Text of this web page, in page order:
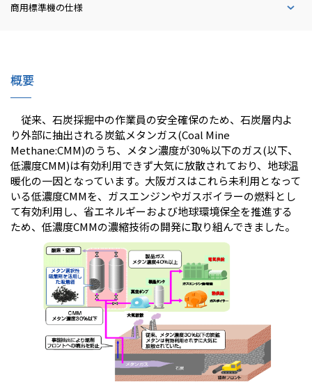
採用情報
プレスリリース
ソーシャルメディア一覧
商用標準機の仕様
概要
従来、石炭採掘中の作業員の安全確保のため、石炭層内よ
り外部に抽出される炭鉱メタンガス(Coal Mine
Methane:CMM)のうち、メタン濃度が30%以下のガス(以下、
低濃度CMM)は有効利用できず大気に放散されており、地球温
暖化の一因となっています。大阪ガスはこれら未利用となって
いる低濃度CMMを、ガスエンジンやガスボイラーの燃料とし
て有効利用し、省エネルギーおよび地球環境保全を推進する
ため、低濃度CMMの濃縮技術の開発に取り組んできました。